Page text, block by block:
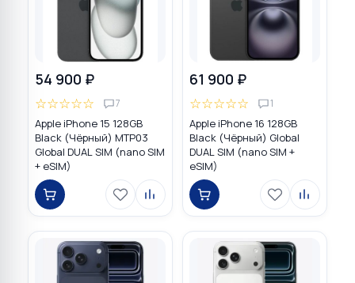
54 900 ₽
☆☆☆☆☆ 7
Apple iPhone 15 128GB
Black (Чёрный) MTP03
Global DUAL SIM (nano SIM
+ eSIM)
61 900 ₽
☆☆☆☆☆ 1
Apple iPhone 16 128GB
Black (Чёрный) Global
DUAL SIM (nano SIM +
eSIM)